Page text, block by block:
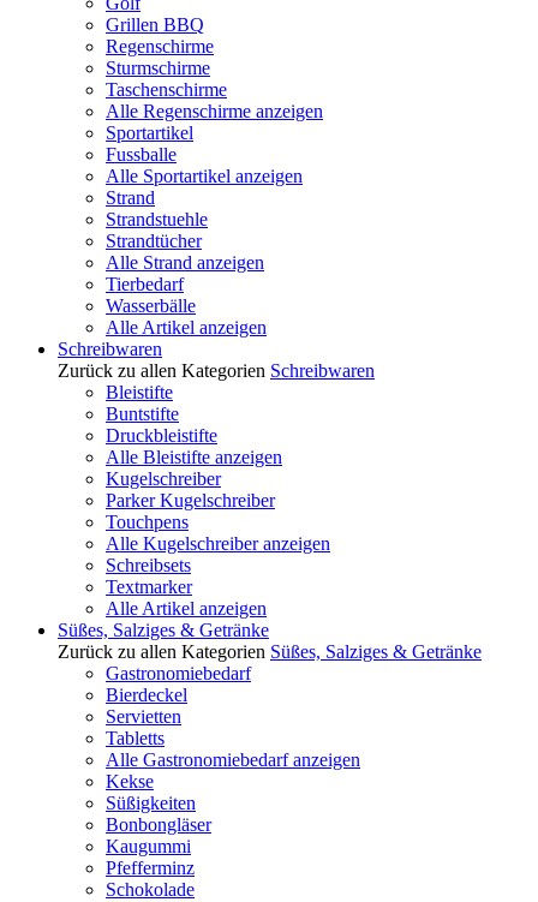
Grillen BBQ
Regenschirme
Sturmschirme
Taschenschirme
Alle Regenschirme anzeigen
Sportartikel
Fussballe
Alle Sportartikel anzeigen
Strand
Strandstuehle
Strandtücher
Alle Strand anzeigen
Tierbedarf
Wasserbälle
Alle Artikel anzeigen
Schreibwaren
Zurück zu allen Kategorien Schreibwaren
Bleistifte
Buntstifte
Druckbleistifte
Alle Bleistifte anzeigen
Kugelschreiber
Parker Kugelschreiber
Touchpens
Alle Kugelschreiber anzeigen
Schreibsets
Textmarker
Alle Artikel anzeigen
Süßes, Salziges & Getränke
Zurück zu allen Kategorien Süßes, Salziges & Getränke
Gastronomiebedarf
Bierdeckel
Servietten
Tabletts
Alle Gastronomiebedarf anzeigen
Kekse
Süßigkeiten
Bonbongläser
Kaugummi
Pfefferminz
Schokolade